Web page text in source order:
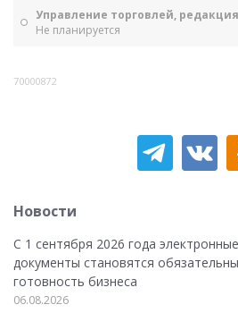
Управление торговлей, редакция
Не планируется
70000872
Новости
С 1 сентября 2026 года
документы становятся
готовность бизнеса
06.08.2026